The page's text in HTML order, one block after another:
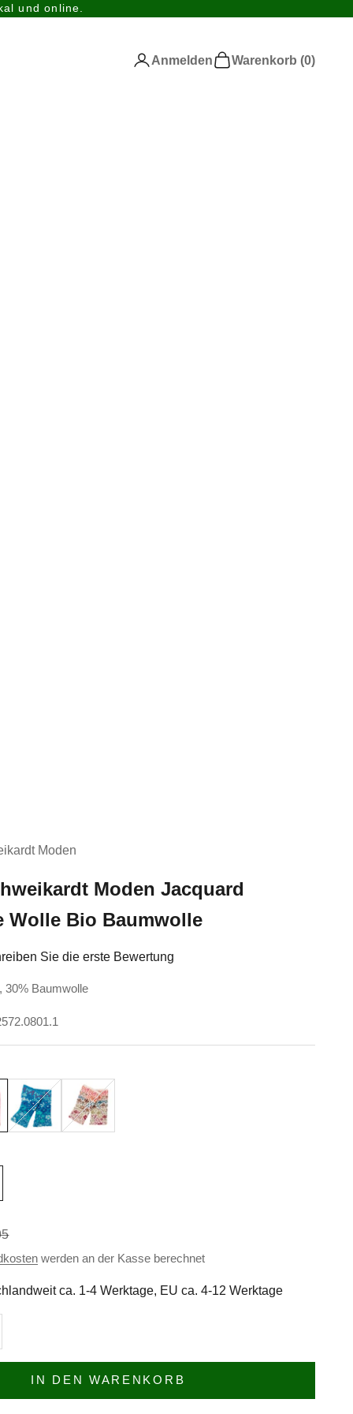
und online.
Anmelden
AnmeldenWarenkorb
Warenkorb (0)
Moden
Moden Jacquard
Wolle Bio Baumwolle
Sie die erste Bewertung
30% Baumwolle
Petrolino-BuntWhitesmoke-Bunt
Preis
werden an der Kasse berechnet
ca. 1-4 Werktage, EU ca. 4-12 Werktage
IN DEN WARENKORB